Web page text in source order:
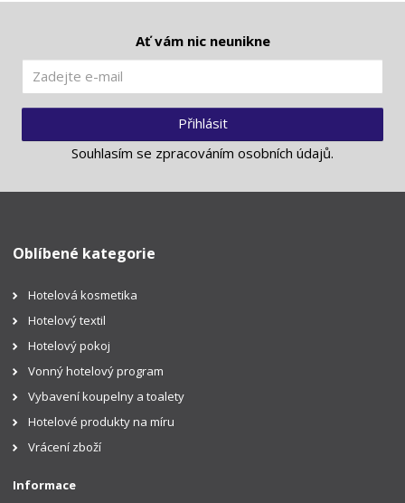
Ať vám nic neunikne
Přihlásit
Souhlasím se zpracováním osobních údajů.
Oblíbené kategorie
Hotelová kosmetika
Hotelový textil
Hotelový pokoj
Vonný hotelový program
Vybavení koupelny a toalety
Hotelové produkty na míru
Vrácení zboží
Informace